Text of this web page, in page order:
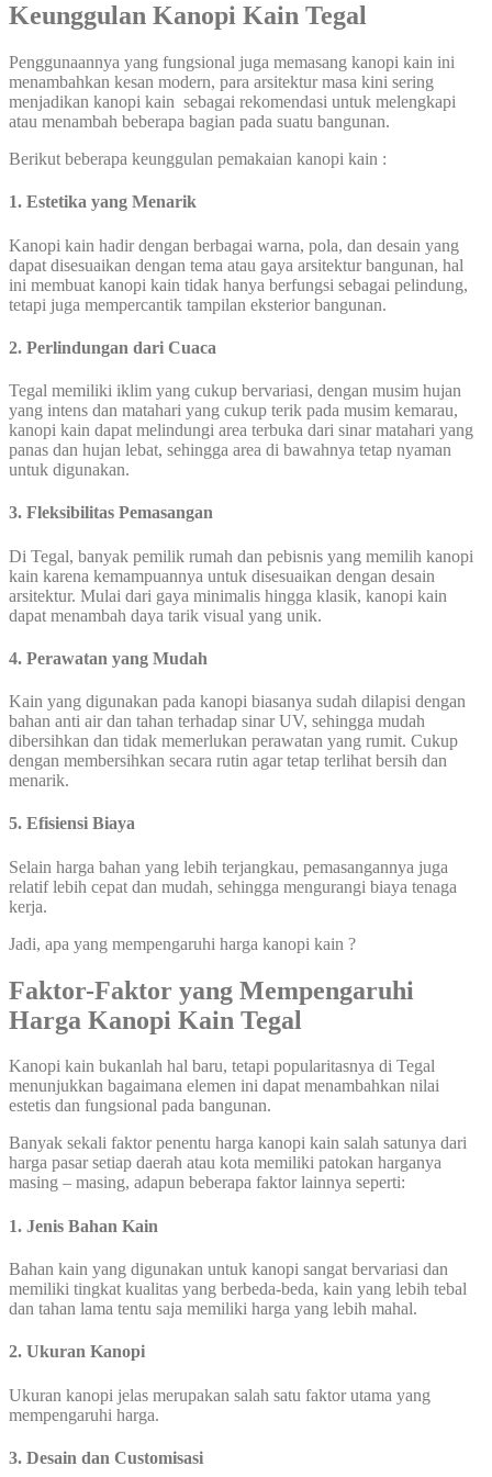
Keunggulan Kanopi Kain Tegal
Penggunaannya yang fungsional juga memasang kanopi kain ini
menambahkan kesan modern, para arsitektur masa kini sering
menjadikan kanopi kain sebagai rekomendasi untuk melengkapi
atau menambah beberapa bagian pada suatu bangunan.
Berikut beberapa keunggulan pemakaian kanopi kain :
1. Estetika yang Menarik
Kanopi kain hadir dengan berbagai warna, pola, dan desain yang
dapat disesuaikan dengan tema atau gaya arsitektur bangunan, hal
ini membuat kanopi kain tidak hanya berfungsi sebagai pelindung,
tetapi juga mempercantik tampilan eksterior bangunan.
2. Perlindungan dari Cuaca
Tegal memiliki iklim yang cukup bervariasi, dengan musim hujan
yang intens dan matahari yang cukup terik pada musim kemarau,
kanopi kain dapat melindungi area terbuka dari sinar matahari yang
panas dan hujan lebat, sehingga area di bawahnya tetap nyaman
untuk digunakan.
3. Fleksibilitas Pemasangan
Di Tegal, banyak pemilik rumah dan pebisnis yang memilih kanopi
kain karena kemampuannya untuk disesuaikan dengan desain
arsitektur. Mulai dari gaya minimalis hingga klasik, kanopi kain
dapat menambah daya tarik visual yang unik.
4. Perawatan yang Mudah
Kain yang digunakan pada kanopi biasanya sudah dilapisi dengan
bahan anti air dan tahan terhadap sinar UV, sehingga mudah
dibersihkan dan tidak memerlukan perawatan yang rumit. Cukup
dengan membersihkan secara rutin agar tetap terlihat bersih dan
menarik.
5. Efisiensi Biaya
Selain harga bahan yang lebih terjangkau, pemasangannya juga
relatif lebih cepat dan mudah, sehingga mengurangi biaya tenaga
kerja.
Jadi, apa yang mempengaruhi harga kanopi kain ?
Faktor-Faktor yang Mempengaruhi
Harga Kanopi Kain Tegal
Kanopi kain bukanlah hal baru, tetapi popularitasnya di Tegal
menunjukkan bagaimana elemen ini dapat menambahkan nilai
estetis dan fungsional pada bangunan.
Banyak sekali faktor penentu harga kanopi kain salah satunya dari
harga pasar setiap daerah atau kota memiliki patokan harganya
masing – masing, adapun beberapa faktor lainnya seperti:
1. Jenis Bahan Kain
Bahan kain yang digunakan untuk kanopi sangat bervariasi dan
memiliki tingkat kualitas yang berbeda-beda, kain yang lebih tebal
dan tahan lama tentu saja memiliki harga yang lebih mahal.
2. Ukuran Kanopi
Ukuran kanopi jelas merupakan salah satu faktor utama yang
mempengaruhi harga.
3. Desain dan Customisasi